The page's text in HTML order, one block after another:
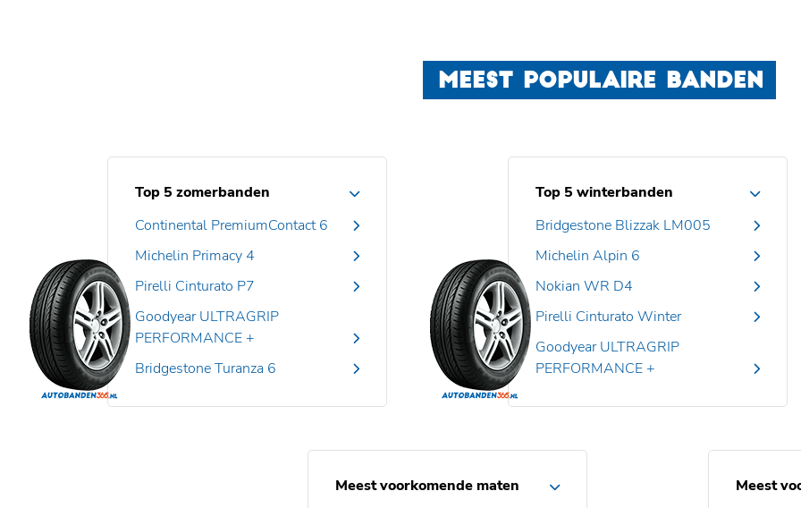
MEEST POPULAIRE BANDEN
Top 5 zomerbanden
Continental PremiumContact 6
Michelin Primacy 4
Pirelli Cinturato P7
Goodyear ULTRAGRIP
PERFORMANCE +
Bridgestone Turanza 6
Top 5 winterbanden
Bridgestone Blizzak LM005
Michelin Alpin 6
Nokian WR D4
Pirelli Cinturato Winter
Goodyear ULTRAGRIP
PERFORMANCE +
Meest voorkomende maten Meest